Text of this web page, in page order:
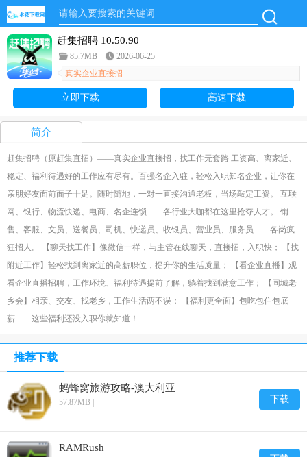
赶集招聘 10.50.90
85.7MB
2026-06-25
真实企业直接招
立即下载 高速下载
简介
赶集招聘（原赶集直招）——真实企业直接招，找工作无套路 工资高、离家近、
稳定、福利待遇好的工作应有尽有。百强名企入驻，轻松入职知名企业，让你在
亲朋好友面前面子十足。随时随地，一对一直接沟通老板，当场敲定工资。 互联
网、银行、物流快递、电商、名企连锁……各行业大咖都在这里抢夺人才。 销
售、客服、文员、送餐员、司机、快递员、收银员、营业员、服务员……各岗疯
狂招人。 【聊天找工作】像微信一样，与主管在线聊天，直接招，入职快； 【找
附近工作】轻松找到离家近的高薪职位，提升你的生活质量； 【看企业直播】观
看企业直播招聘，工作环境、福利待遇提前了解，躺着找到满意工作； 【同城老
乡会】相亲、交友、找老乡，工作生活两不误； 【福利更全面】包吃包住包底
薪……这些福利还没入职你就知道！
推荐下载
蚂蜂窝旅游攻略-澳大利亚
57.87MB | 下载
RAMRush